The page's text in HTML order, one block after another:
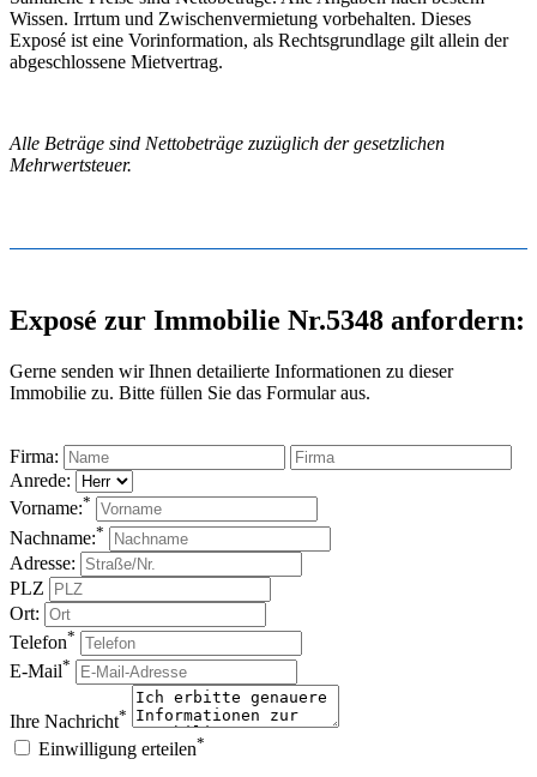
Wissen. Irrtum und Zwischenvermietung vorbehalten. Dieses
Exposé ist eine Vorinformation, als Rechtsgrundlage gilt allein der
abgeschlossene Mietvertrag.
Alle Beträge sind Nettobeträge zuzüglich der gesetzlichen
Mehrwertsteuer.
Exposé zur Immobilie Nr.5348 anfordern:
Gerne senden wir Ihnen detailierte Informationen zu dieser
Immobilie zu. Bitte füllen Sie das Formular aus.
Firma:
Anrede:
Vorname:*
Nachname:*
Adresse:
PLZ
Ort:
Telefon*
E-Mail*
Ihre Nachricht*
Einwilligung erteilen*